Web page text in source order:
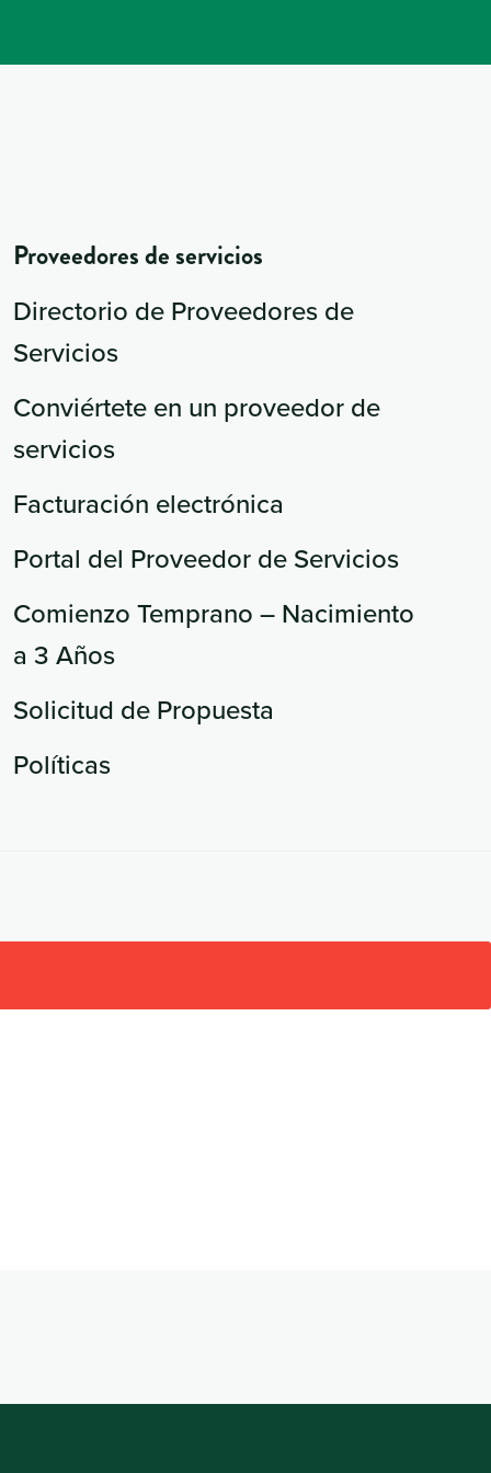
Proveedores de servicios
Directorio de Proveedores de
Servicios
Conviértete en un proveedor de
servicios
Facturación electrónica
Portal del Proveedor de Servicios
Comienzo Temprano – Nacimiento
a 3 Años
Solicitud de Propuesta
Políticas